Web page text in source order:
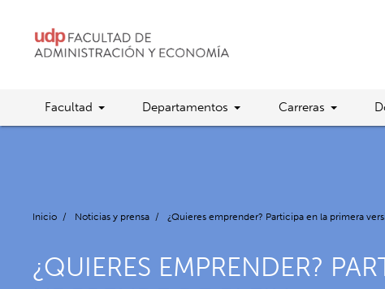
Facultad Departamentos Carreras
Inicio / Noticias y prensa / ¿Quieres emprender? Participa en la primera
¿QUIERES EMPRENDER?